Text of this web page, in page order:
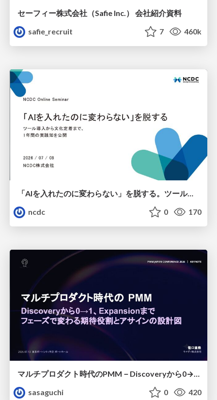
セーフィー株式会社（Safie Inc.） 会社紹介資料
safie_recruit
7 460k
「AIを入れたのに変わらない」を脱する。ツール導入から文化定着まで、1年間の実践知を公開
ncdc
0 170
マルチプロダクト時代のPMM－Discoveryから0→1、Expansionまで フェーズで変わる期待役割とアサインの設計図
sasaguchi
0 420